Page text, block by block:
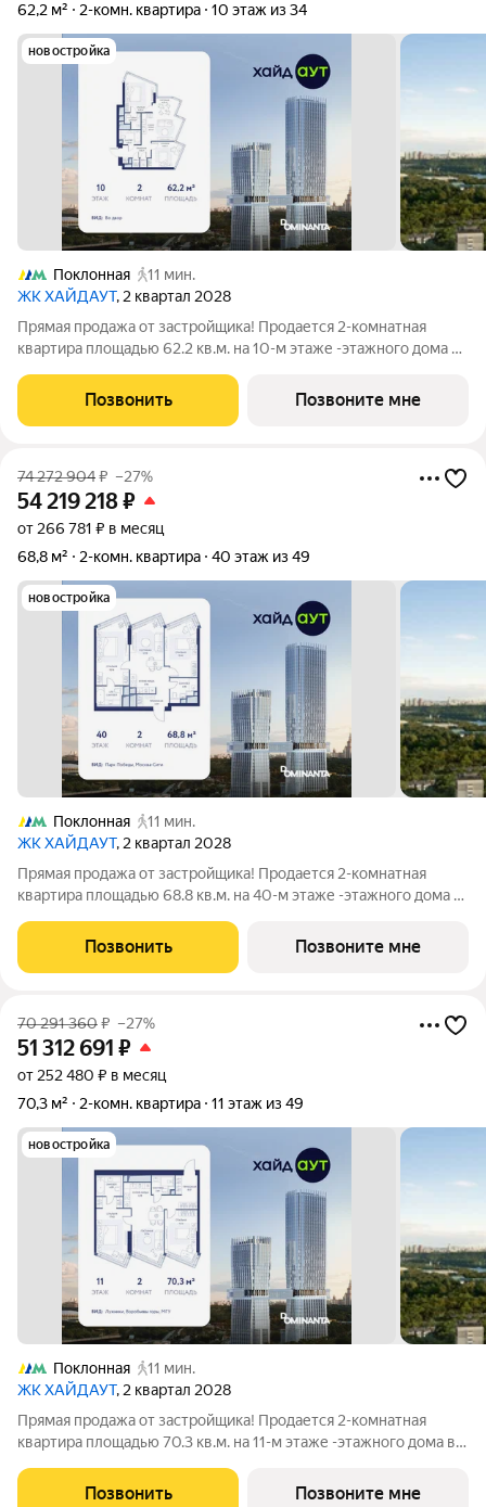
62,2 м²
2-комн. квартира 10 этаж из 34
новостройка
Поклонная
11 мин.
ЖК ХАЙДАУТ, 2 квартал 2028
Прямая продажа от застройщика! Продается 2-комнатная
квартира площадью 62.2 кв.м. на 10-м этаже -этажного дома в
Победы, Долина реки Сетунь, МГУ, Москва-Сити, Воробьевы
горы. Высота потолков 3,25 м.
Позвонить Позвоните мне
74 272 904₽ –27%
54 219 218₽
от 266 781 ₽ в месяц
68,8 м²
2-комн. квартира 40 этаж из 49
новостройка
Поклонная
11 мин.
ЖК ХАЙДАУТ, 2 квартал 2028
Прямая продажа от застройщика! Продается 2-комнатная
квартира площадью 68.8 кв.м. на 40-м этаже -этажного дома в
Победы, Долина реки Сетунь, МГУ, Москва-Сити, Воробьевы
горы. Высота потолков 3,25 м.
Позвонить Позвоните мне
70 291 360₽ –27%
51 312 691 ₽
от 252 480 ₽ в месяц
70,3 м²
2-комн. квартира 11 этаж из 49
новостройка
Поклонная
11 мин.
ЖК ХАЙДАУТ, 2 квартал 2028
Прямая продажа от застройщика! Продается 2-комнатная
квартира площадью 70.3 кв.м. на 11-м этаже -этажного дома в
Победы, Долина реки Сетунь, МГУ, Москва-Сити, Воробьевы
Позвонить Позвоните мне